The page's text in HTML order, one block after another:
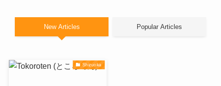
New Articles Popular Articles
Shizuoka